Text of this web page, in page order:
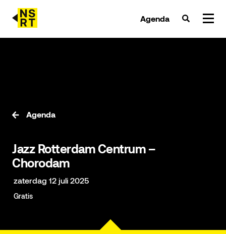
Agenda
team
partners
Jazz Rotterdam Centrum –
Chorodam
zaterdag 12 juli 2025
Gratis
Agenda